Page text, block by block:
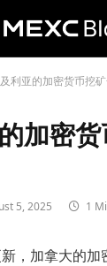
利亚的加密货币挖
加密
5, 2025 1
，加拿大的加